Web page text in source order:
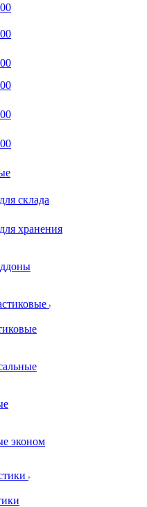
склада
хранения
эконом